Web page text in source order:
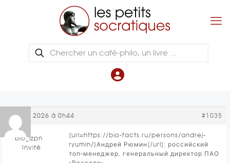
27 avril 2026 à 0h44 #1035
bio_izpn
Invité
[url=https://bio-facts.ru/persons/andrej-
ryumin/]Андрей Рюмин[/url]: российский
топ-менеджер, генеральный директор ПАО